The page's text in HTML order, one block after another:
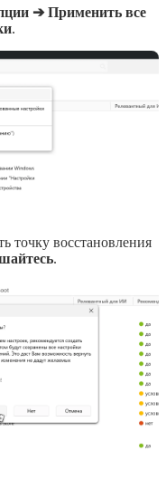
➔ Применить все
.
точку восстановления
.